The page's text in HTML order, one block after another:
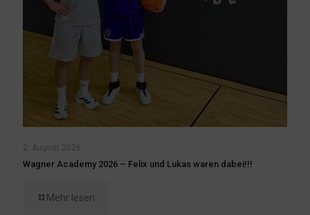
2. August 2026
Wagner Academy 2026 – Felix und Lukas waren dabei!!!
Mehr lesen